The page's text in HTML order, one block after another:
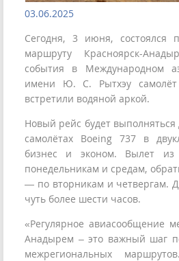
03.06.2025
Сегодня, 3 июня, состоялся
маршруту Красноярск-
события в Международном
имени Ю. С. Рытхэу самолёт
встретили водяной аркой.
Новый рейс будет
самолётах Boeing 737 в
бизнес и эконом. Вылет
понедельникам и средам,
— по вторникам и четвергам.
чуть более шести часов.
«Регулярное авиасообщение
Анадырем – это важный шаг
межрегиональных